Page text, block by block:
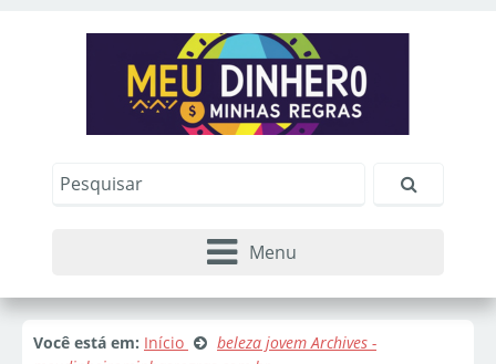
Menu
Você está em: Início
beleza jovem Archives -